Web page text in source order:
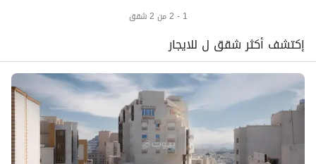
1 - 2 من 2 شقق
إكتشف أكثر شقق ل للايجار